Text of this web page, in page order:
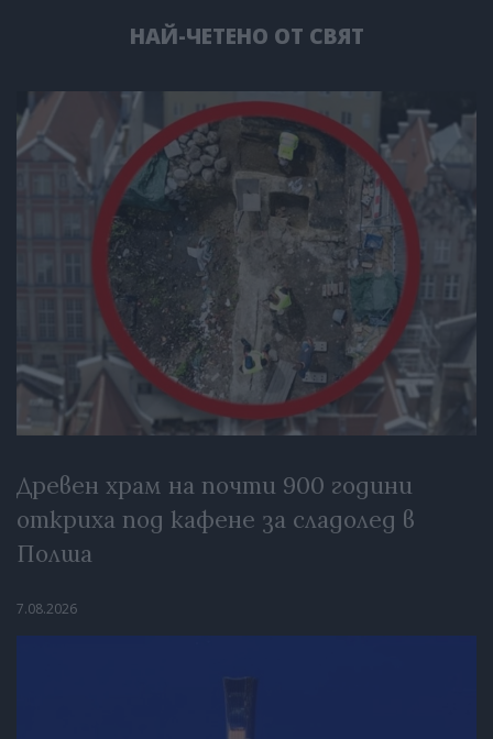
НАЙ-ЧЕТЕНО ОТ СВЯТ
Древен храм на почти 900 години
откриха под кафене за сладолед в
Полша
7.08.2026